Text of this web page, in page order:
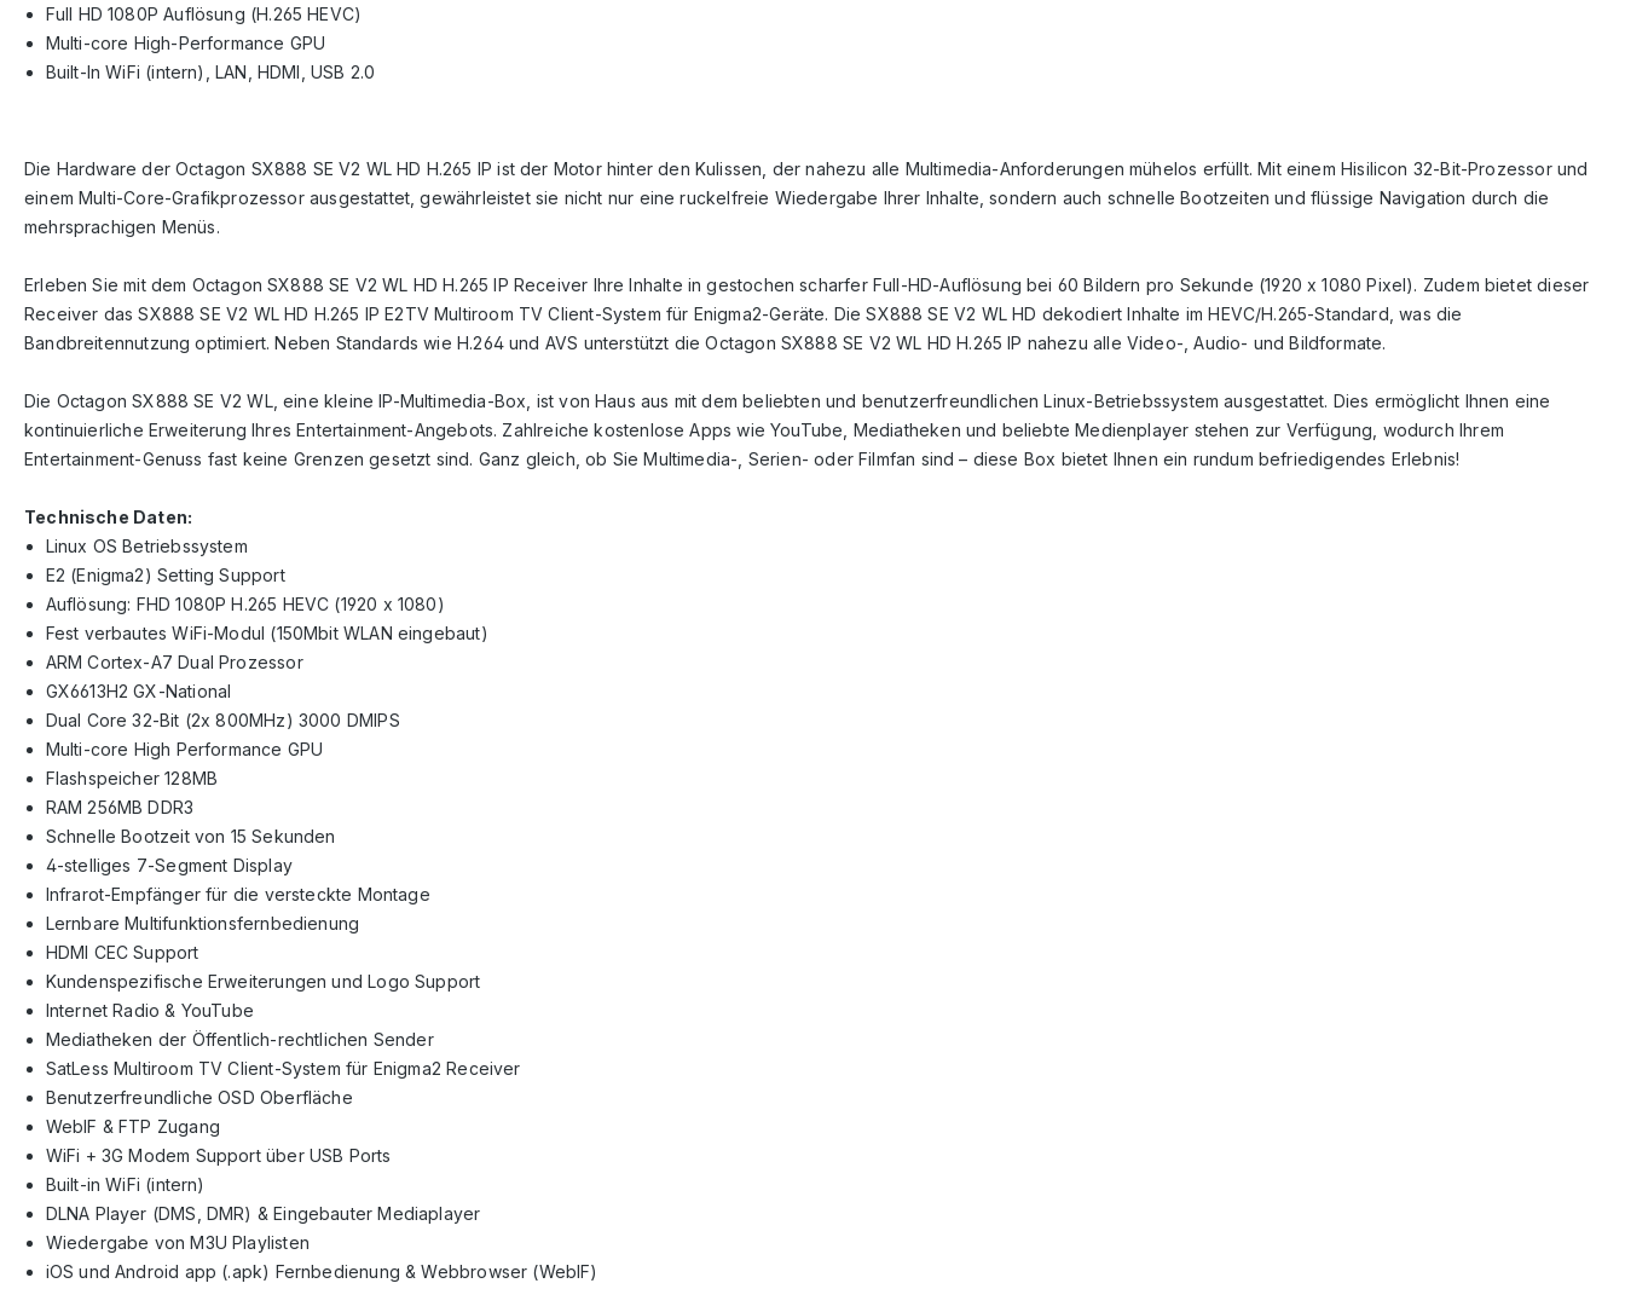
Full HD 1080P Auflösung (H.265 HEVC)
Multi-core High-Performance GPU
Built-In WiFi (intern), LAN, HDMI, USB 2.0
Die Hardware der Octagon SX888 SE V2 WL HD H.265 IP ist der Motor hinter den Kulissen, der nahezu alle Multimedia-Anforderungen mühelos erfüllt. Mit einem Hisilicon 32-Bit-Prozessor und
einem Multi-Core-Grafikprozessor ausgestattet, gewährleistet sie nicht nur eine ruckelfreie Wiedergabe Ihrer Inhalte, sondern auch schnelle Bootzeiten und flüssige Navigation durch die
mehrsprachigen Menüs.
Erleben Sie mit dem Octagon SX888 SE V2 WL HD H.265 IP Receiver Ihre Inhalte in gestochen scharfer Full-HD-Auflösung bei 60 Bildern pro Sekunde (1920 x 1080 Pixel). Zudem bietet dieser
Receiver das SX888 SE V2 WL HD H.265 IP E2TV Multiroom TV Client-System für Enigma2-Geräte. Die SX888 SE V2 WL HD dekodiert Inhalte im HEVC/H.265-Standard, was die
Bandbreitennutzung optimiert. Neben Standards wie H.264 und AVS unterstützt die Octagon SX888 SE V2 WL HD H.265 IP nahezu alle Video-, Audio- und Bildformate.
Die Octagon SX888 SE V2 WL, eine kleine IP-Multimedia-Box, ist von Haus aus mit dem beliebten und benutzerfreundlichen Linux-Betriebssystem ausgestattet. Dies ermöglicht Ihnen eine
kontinuierliche Erweiterung Ihres Entertainment-Angebots. Zahlreiche kostenlose Apps wie YouTube, Mediatheken und beliebte Medienplayer stehen zur Verfügung, wodurch Ihrem
Entertainment-Genuss fast keine Grenzen gesetzt sind. Ganz gleich, ob Sie Multimedia-, Serien- oder Filmfan sind – diese Box bietet Ihnen ein rundum befriedigendes Erlebnis!
Technische Daten:
Linux OS Betriebssystem
E2 (Enigma2) Setting Support
Auflösung: FHD 1080P H.265 HEVC (1920 x 1080)
Fest verbautes WiFi-Modul (150Mbit WLAN eingebaut)
ARM Cortex-A7 Dual Prozessor
GX6613H2 GX-National
Dual Core 32-Bit (2x 800MHz) 3000 DMIPS
Multi-core High Performance GPU
Flashspeicher 128MB
RAM 256MB DDR3
Schnelle Bootzeit von 15 Sekunden
4-stelliges 7-Segment Display
Infrarot-Empfänger für die versteckte Montage
Lernbare Multifunktionsfernbedienung
HDMI CEC Support
Kundenspezifische Erweiterungen und Logo Support
Internet Radio & YouTube
Mediatheken der Öffentlich-rechtlichen Sender
SatLess Multiroom TV Client-System für Enigma2 Receiver
Benutzerfreundliche OSD Oberfläche
WebIF & FTP Zugang
WiFi + 3G Modem Support über USB Ports
Built-in WiFi (intern)
DLNA Player (DMS, DMR) & Eingebauter Mediaplayer
Wiedergabe von M3U Playlisten
iOS und Android app (.apk) Fernbedienung & Webbrowser (WebIF)